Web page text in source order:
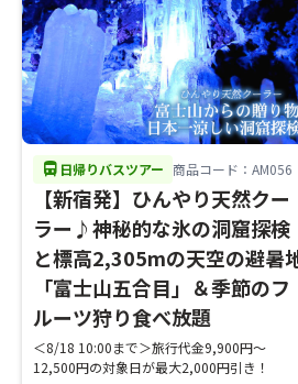
directions_bus 日帰りバスツアー 商品コード：AM056
【新宿発】ひんやり天然クー
ラー♪神秘的な氷の洞窟探検
と標高2,305mの天空の避暑
「富士山五合目」＆季節のフ
ルーツ狩り食べ放題
＜8/18 10:00まで＞旅行代金9,900円～
12,500円の対象日が最大2,000円引き！